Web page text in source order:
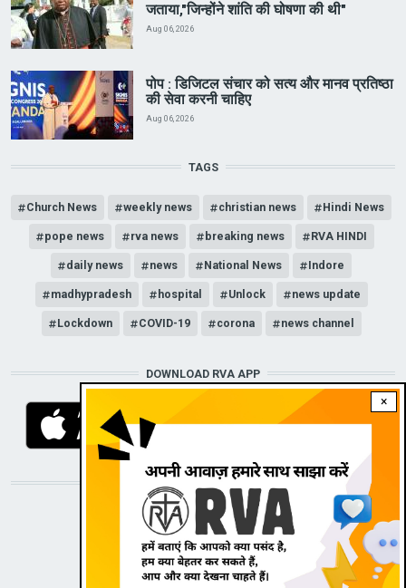
×
जताया,"जिन्होंने शांति की घोषणा की थी"
Aug 06, 2026
पोप : डिजिटल संचार को सत्य और मानव प्रतिष्ठा
की सेवा करनी चाहिए
Aug 06, 2026
TAGS
Church News weekly news christian news Hindi News
pope news rva news breaking news RVA HINDI
daily news news National News Indore
madhypradesh hospital Unlock news update
Lockdown COVID-19 corona news channel
DOWNLOAD RVA APP
STAY CONNECTED WITH US!